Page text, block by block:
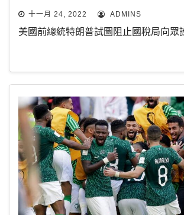
十一月 24, 2022 ADMINS
美國前總統特朗普試圖阻止國稅局向